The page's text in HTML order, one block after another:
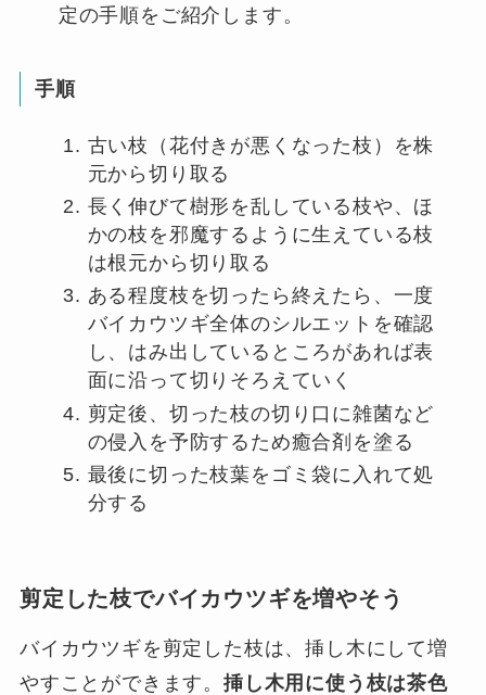
定の手順をご紹介します。
手順
古い枝（花付きが悪くなった枝）を株
元から切り取る
長く伸びて樹形を乱している枝や、ほ
かの枝を邪魔するように生えている枝
は根元から切り取る
ある程度枝を切ったら終えたら、一度
バイカウツギ全体のシルエットを確認
し、はみ出しているところがあれば表
面に沿って切りそろえていく
剪定後、切った枝の切り口に雑菌など
の侵入を予防するため癒合剤を塗る
最後に切った枝葉をゴミ袋に入れて処
分する
剪定した枝でバイカウツギを増やそう
バイカウツギを剪定した枝は、挿し木にして増
やすことができます。 挿し木用に使う枝は茶色